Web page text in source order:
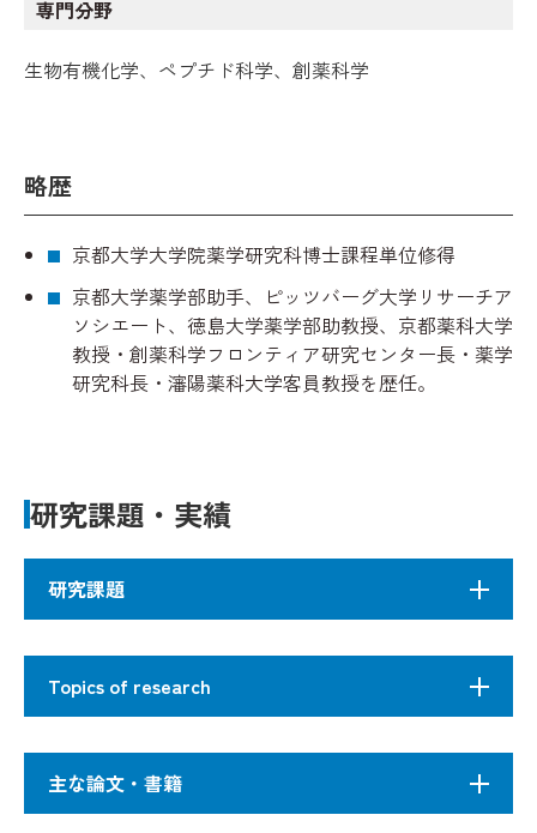
専門分野
生物有機化学、ペプチド科学、創薬科学
略歴
京都大学大学院薬学研究科博士課程単位修得
京都大学薬学部助手、ピッツバーグ大学リサーチア
ソシエート、徳島大学薬学部助教授、京都薬科大学
教授・創薬科学フロンティア研究センター長・薬学
研究科長・瀋陽薬科大学客員教授を歴任。
研究課題・実績
研究課題
ペプチド合成化学における保護基や縮合剤、そし
て分子内アシル基転位反応の研究などを基礎研究
として行い、それらを利用して生物分子として重
要なアミノ酸、ペプチド、タンパク質を重点標的
として研究を進める。これを足場に、難治性疾
患、特に感染症、アルツハイマー病、がん等の病
Topics of research
Basic research on protecting groups and coupling
reagents in synthetic peptide chemistry and
intramolecular acyl migration reaction are being
主な論文・書籍